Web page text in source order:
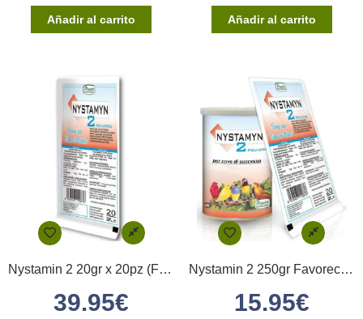
Añadir al carrito Añadir al carrito
Nystamin 2 20gr x 20pz (Favorece la Eclosión)
39.95€
Nystamin 2 250gr Favorece la Eclosión Pineta
15.95€